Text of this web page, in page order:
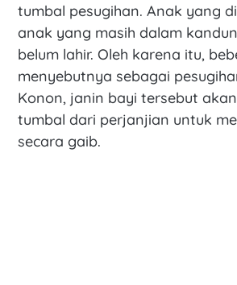
tumbal pesugihan. Anak yang
anak yang masih dalam
belum lahir. Oleh karena itu,
menyebutnya sebagai
Konon, janin bayi tersebut
tumbal dari perjanjian untuk
secara gaib.